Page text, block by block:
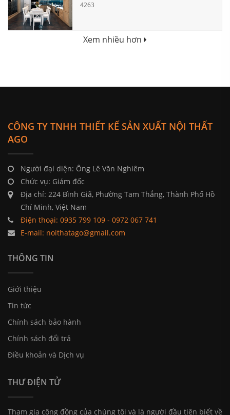
4263
Xem nhiều hơn
CÔNG TY TNHH THIẾT KẾ SẢN XUẤT NỘI THẤT
AGO
Người đại diện: Ông Lê Văn Nghiêm
Chức vụ: Giám đốc
Địa chỉ: 224 Bình Giã, Phường Tam Thắng, Thành Phố Hồ
Chí Minh, Việt Nam
Điện thoại: 0935 799 109 - 0972 067 741
E-mail: noithatago@gmail.com
THÔNG TIN
Giới thiệu
Tin tức
Chính sách bảo hành
Chính sách đổi trả
Điều khoản và Dịch vụ
THƯ ĐIỆN TỬ
Tham gia cộng đồng của chúng tôi và là người đầu tiên biết về